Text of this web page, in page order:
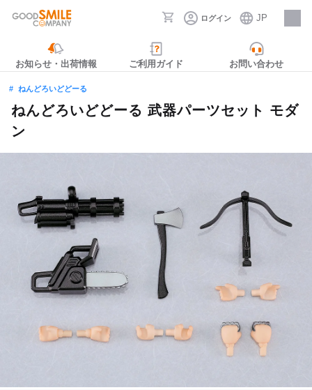
ログイン JP
採用情報
お知らせ・出荷情報 ご利用ガイド お問い合わせ
ねんどろいどどーる
ねんどろいどどーる 武器パーツセット モダ
ン